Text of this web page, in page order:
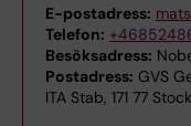
E-postadress:
Telefon:
Besöksadress:
Postadress: GVS
ITA Stab, 171 77